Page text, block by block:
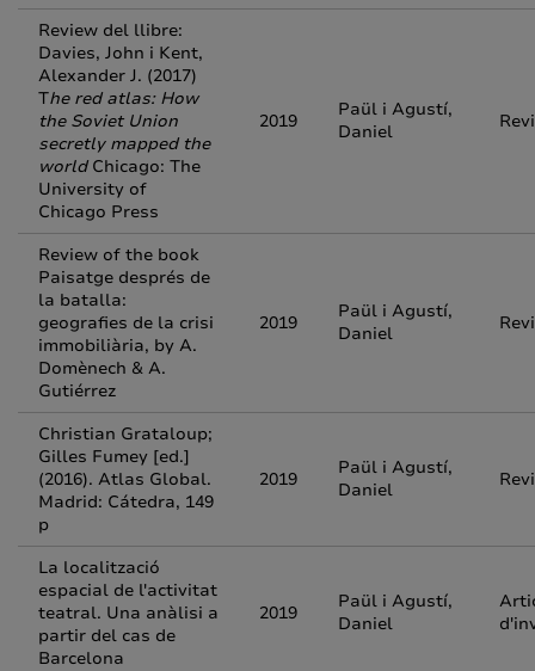
Review del llibre:
Davies, John i Kent,
Alexander J. (2017)
The red atlas: How
the Soviet Union
secretly mapped the
worldChicago: The
University of
Chicago Press
2019
Paül i Agustí,
Daniel
Review of the book
Paisatge després de
la batalla:
geografies de la crisi
immobiliària, by A.
Domènech & A.
Gutiérrez
2019
Paül i Agustí,
Daniel
Christian Grataloup;
Gilles Fumey [ed.]
(2016). Atlas Global.
Madrid: Cátedra, 149
p
2019
Paül i Agustí,
Daniel
La localització
espacial de l'activitat
teatral. Una anàlisi a
partir del cas de
Barcelona
2019
Paül i Agustí,
Daniel